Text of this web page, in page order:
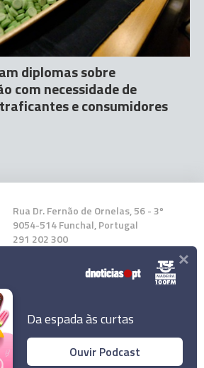
diplomas sobre
com necessidade de
e consumidores
Rua Dr. Fernão de Ornelas, 56 - 3º
9054-514 Funchal, Portugal
291 202 300
Instale a nossa App
Da espada às curtas
Ouvir Podcast
×